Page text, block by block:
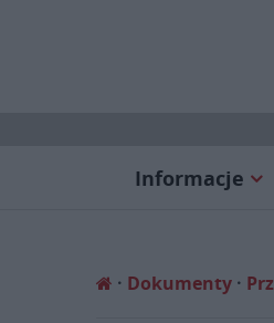
Informacje
Dokumenty